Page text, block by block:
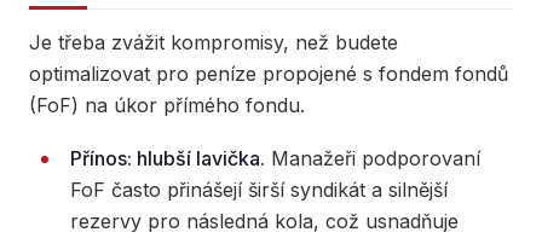
Je třeba zvážit kompromisy, než budete
optimalizovat pro peníze propojené s fondem fondů
(FoF) na úkor přímého fondu.
Přínos: hlubší lavička. Manažeři podporovaní
FoF často přinášejí širší syndikát a silnější
rezervy pro následná kola, což usnadňuje